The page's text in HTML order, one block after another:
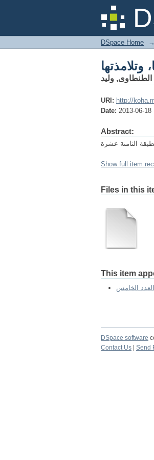
DSpace Home →
الطنطاوى, وليد
URI: http://
Date: 2013-06-18
Abstract:
Show full item
Files in this
This item
العدد الخامس
DSpace software
Contact Us
Send